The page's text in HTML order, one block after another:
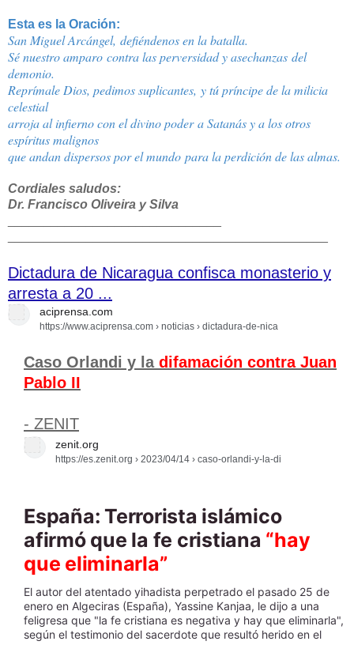
Esta es la Oración:
San Miguel Arcángel, defiéndenos en la batalla.
Sé nuestro amparo contra las perversidad y asechanzas del
demonio.
Reprímale Dios, pedimos suplicantes, y tú príncipe de la milicia
celestial
arroja al infierno con el divino podera Satanás y a los otros
espíritus malignos
que andan dispersos por el mundo para la perdición de las almas.
Cordiales saludos:
Dr. Francisco Oliveira y Silva
Dictadura de Nicaragua confisca monasterio y
arresta a 20 ...
aciprensa.com
https://www.aciprensa.com › noticias › dictadura-de-nica
Caso Orlandi y la difamación contra Juan
Pablo II
- ZENIT
zenit.org
https://es.zenit.org › 2023/04/14 › caso-orlandi-y-la-di
España: Terrorista islámico
afirmó que la fe cristiana “hay
que eliminarla”
El autor del atentado yihadista perpetrado el pasado 25 de
enero en Algeciras (España), Yassine Kanjaa, le dijo a una
feligresa que "la fe cristiana es negativa y hay que eliminarla",
según el testimonio del sacerdote que resultó herido en el